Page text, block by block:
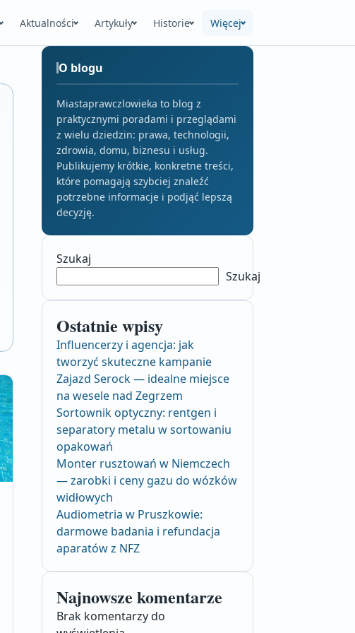
Aktualności Artykuły Historie Więcej
O blogu
Miastaprawczlowieka to blog z
praktycznymi poradami i przeglądami
z wielu dziedzin: prawa, technologii,
zdrowia, domu, biznesu i usług.
Publikujemy krótkie, konkretne treści,
które pomagają szybciej znaleźć
potrzebne informacje i podjąć lepszą
decyzję.
Szukaj
Szukaj
Ostatnie wpisy
Influencerzy i agencja: jak
tworzyć skuteczne kampanie
Zajazd Serock — idealne miejsce
na wesele nad Zegrzem
Sortownik optyczny: rentgen i
separatory metalu w sortowaniu
opakowań
Monter rusztowań w Niemczech
— zarobki i ceny gazu do wózków
widłowych
Audiometria w Pruszkowie:
darmowe badania i refundacja
aparatów z NFZ
Najnowsze komentarze
Brak komentarzy do